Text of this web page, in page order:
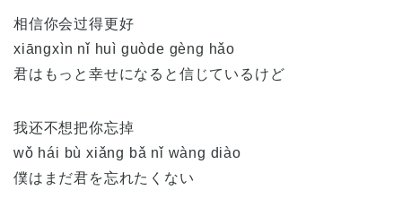
相信你会过得更好
xiāngxìn nǐ huì guòde gèng hǎo
君はもっと幸せになると信じているけど
我还不想把你忘掉
wǒ hái bù xiǎng bǎ nǐ wàng diào
僕はまだ君を忘れたくない